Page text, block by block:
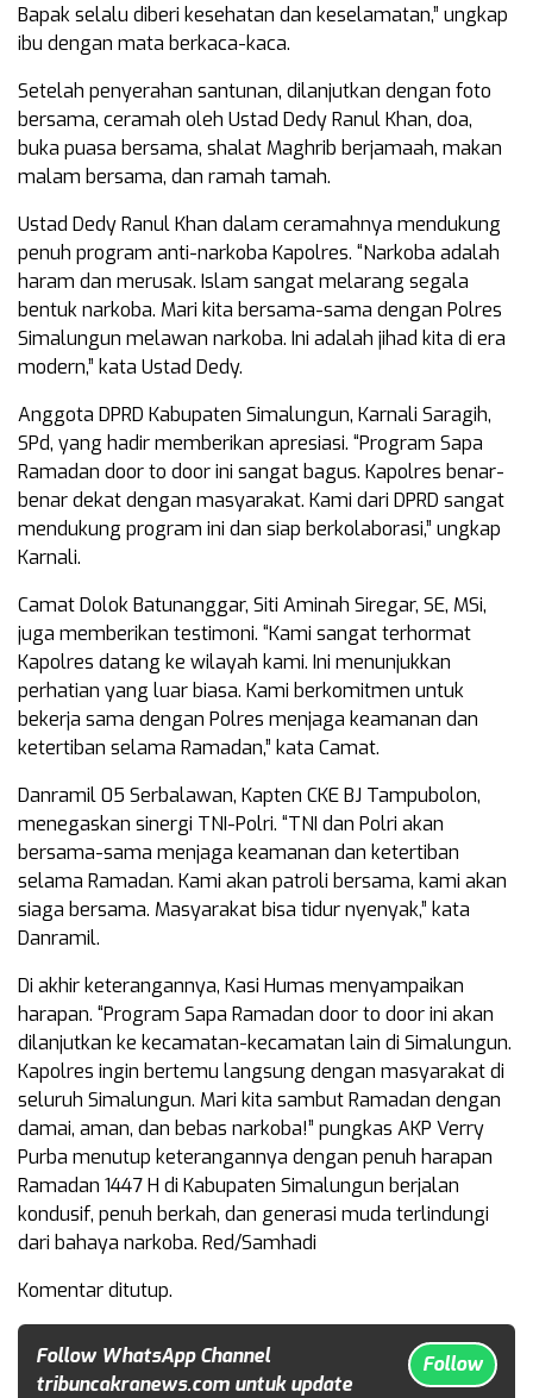
Bapak selalu diberi kesehatan dan keselamatan,” ungkap
ibu dengan mata berkaca-kaca.
Setelah penyerahan santunan, dilanjutkan dengan foto
bersama, ceramah oleh Ustad Dedy Ranul Khan, doa,
buka puasa bersama, shalat Maghrib berjamaah, makan
malam bersama, dan ramah tamah.
Ustad Dedy Ranul Khan dalam ceramahnya mendukung
penuh program anti-narkoba Kapolres. “Narkoba adalah
haram dan merusak. Islam sangat melarang segala
bentuk narkoba. Mari kita bersama-sama dengan Polres
Simalungun melawan narkoba. Ini adalah jihad kita di era
modern,” kata Ustad Dedy.
Anggota DPRD Kabupaten Simalungun, Karnali Saragih,
SPd, yang hadir memberikan apresiasi. “Program Sapa
Ramadan door to door ini sangat bagus. Kapolres benar-
benar dekat dengan masyarakat. Kami dari DPRD sangat
mendukung program ini dan siap berkolaborasi,” ungkap
Karnali.
Camat Dolok Batunanggar, Siti Aminah Siregar, SE, MSi,
juga memberikan testimoni. “Kami sangat terhormat
Kapolres datang ke wilayah kami. Ini menunjukkan
perhatian yang luar biasa. Kami berkomitmen untuk
bekerja sama dengan Polres menjaga keamanan dan
ketertiban selama Ramadan,” kata Camat.
Danramil 05 Serbalawan, Kapten CKE BJ Tampubolon,
menegaskan sinergi TNI-Polri. “TNI dan Polri akan
bersama-sama menjaga keamanan dan ketertiban
selama Ramadan. Kami akan patroli bersama, kami akan
siaga bersama. Masyarakat bisa tidur nyenyak,” kata
Danramil.
Di akhir keterangannya, Kasi Humas menyampaikan
harapan. “Program Sapa Ramadan door to door ini akan
dilanjutkan ke kecamatan-kecamatan lain di Simalungun.
Kapolres ingin bertemu langsung dengan masyarakat di
seluruh Simalungun. Mari kita sambut Ramadan dengan
damai, aman, dan bebas narkoba!” pungkas AKP Verry
Purba menutup keterangannya dengan penuh harapan
Ramadan 1447 H di Kabupaten Simalungun berjalan
kondusif, penuh berkah, dan generasi muda terlindungi
dari bahaya narkoba. Red/Samhadi
Komentar ditutup.
Follow WhatsApp Channel
tribuncakranews.com untuk update
Follow